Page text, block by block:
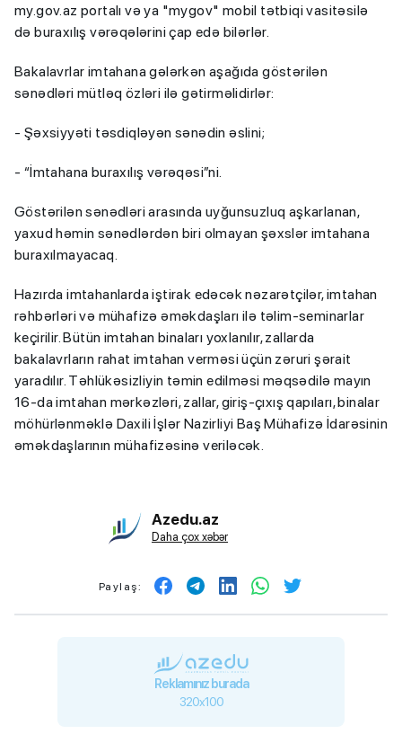
my.gov.az portalı və ya "mygov" mobil tətbiqi vasitəsilə
də buraxılış vərəqələrini çap edə bilərlər.
Bakalavrlar imtahana gələrkən aşağıda göstərilən
sənədləri mütləq özləri ilə gətirməlidirlər:
- Şəxsiyyəti təsdiqləyən sənədin əslini;
- “İmtahana buraxılış vərəqəsi”ni.
Göstərilən sənədləri arasında uyğunsuzluq aşkarlanan,
yaxud həmin sənədlərdən biri olmayan şəxslər imtahana
buraxılmayacaq.
Hazırda imtahanlarda iştirak edəcək nəzarətçilər, imtahan
rəhbərləri və mühafizə əməkdaşları ilə təlim-seminarlar
keçirilir. Bütün imtahan binaları yoxlanılır, zallarda
bakalavrların rahat imtahan verməsi üçün zəruri şərait
yaradılır. Təhlükəsizliyin təmin edilməsi məqsədilə mayın
16-da imtahan mərkəzləri, zallar, giriş-çıxış qapıları, binalar
möhürlənməklə Daxili İşlər Nazirliyi Baş Mühafizə İdarəsinin
əməkdaşlarının mühafizəsinə veriləcək.
Azedu.az
Daha çox xəbər
Paylaş:
Reklamınız burada
320x100